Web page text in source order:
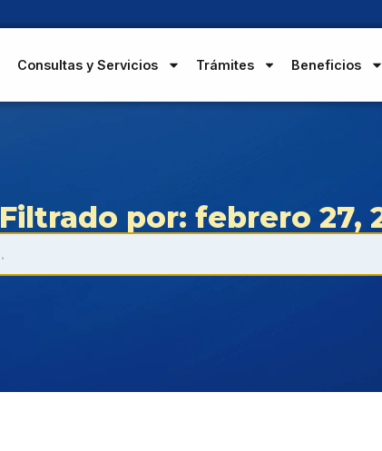
Consultas y Servicios Trámites Beneficios
Filtrado por: febrero 27,